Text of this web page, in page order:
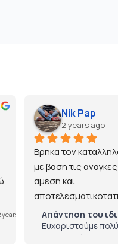
years ago
Nik Pap
2 years ago
Βρηκα τον
με βαση τις
αμεση και
εξυπηρετηση.
Απάντηση του
Ευχαριστούμε
εμπιστοσύνη που